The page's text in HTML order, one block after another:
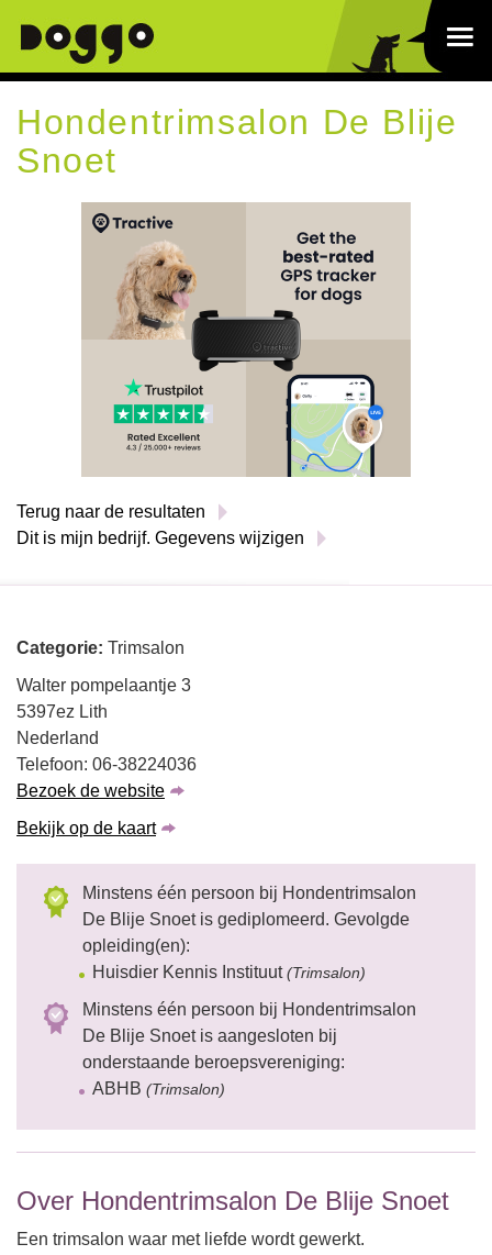
Hondentrimsalon De Blije
Snoet
Terug naar de resultaten
Dit is mijn bedrijf. Gegevens wijzigen
Categorie: Trimsalon
Walter pompelaantje 3
5397ez Lith
Nederland
Telefoon: 06-38224036
Bezoek de website
Bekijk op de kaart
Minstens één persoon bij Hondentrimsalon
De Blije Snoet is gediplomeerd. Gevolgde
opleiding(en):
Huisdier Kennis Instituut(Trimsalon)
Minstens één persoon bij Hondentrimsalon
De Blije Snoet is aangesloten bij
onderstaande beroepsvereniging:
ABHB (Trimsalon)
Over Hondentrimsalon De Blije Snoet
Een trimsalon waar met liefde wordt gewerkt.